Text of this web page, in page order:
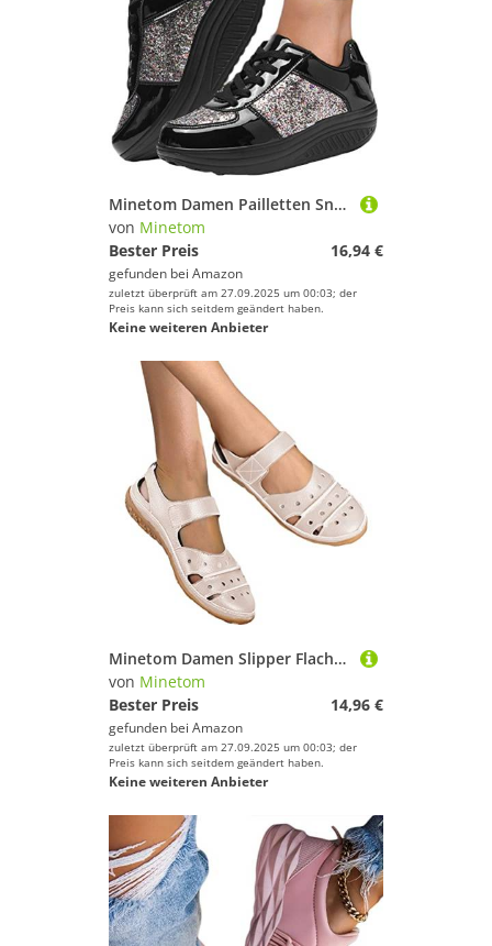
Segelschuhe von Minetom
Wander- & Trekkingschuhe von Minetom
Bergschuhe von Minetom
Minetom Damen Pailletten Sneaker Flach Schuhe Freizeit Schnürer Sportschuhe Glänzende Schuhe Laufschuhe Sneaker A Schwarz 41 EU
von Minetom
Bester Preis
16,94 €
gefunden bei Amazon
zuletzt überprüft am 27.09.2025 um 00:03; der
Preis kann sich seitdem geändert haben.
Keine weiteren Anbieter
Minetom Damen Slipper Flache Atmungsaktive Cutouts Römersandalen Modische Geschlossene Slippers Frauen Low Top Halbschuhe Slip On Bootsschuhe Schlupfschuhe Lässige Damenschuhe C Aprikose 40 EU
von Minetom
Bester Preis
14,96 €
gefunden bei Amazon
zuletzt überprüft am 27.09.2025 um 00:03; der
Preis kann sich seitdem geändert haben.
Keine weiteren Anbieter